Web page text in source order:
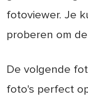
fotoviewer. Je
proberen om
De volgende
foto's perfect